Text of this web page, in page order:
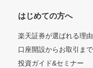
はじめての方へ
楽天証券が選ばれる理由
口座開設からお取引ま
投資ガイド&セミナー